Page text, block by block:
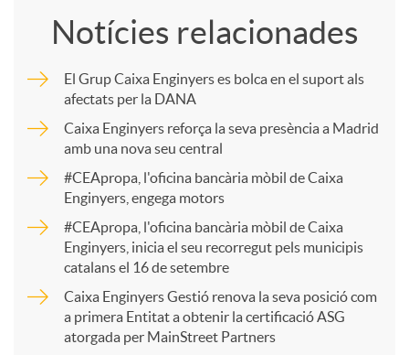
m
p
a
r
t
Notícies relacionades
El Grup Caixa Enginyers es bolca en el suport als
afectats per la DANA
Caixa Enginyers reforça la seva presència a Madrid
amb una nova seu central
#CEApropa, l'oficina bancària mòbil de Caixa
Enginyers, engega motors
#CEApropa, l'oficina bancària mòbil de Caixa
Enginyers, inicia el seu recorregut pels municipis
catalans el 16 de setembre
Caixa Enginyers Gestió renova la seva posició com
a primera Entitat a obtenir la certificació ASG
atorgada per MainStreet Partners